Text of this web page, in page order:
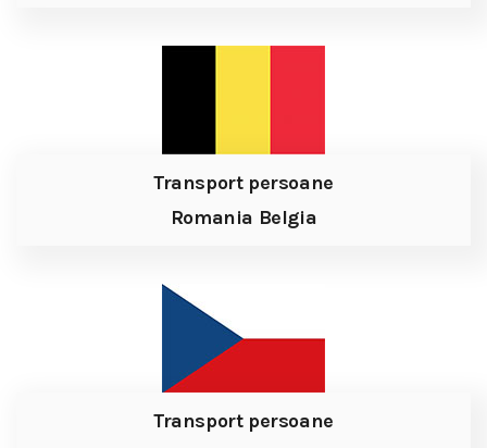
Transport persoane
Romania Belgia
Transport persoane